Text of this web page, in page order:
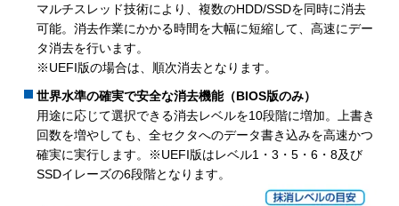
マルチスレッド技術により、複数のHDD/SSDを同時に消去
可能。消去作業にかかる時間を大幅に短縮して、高速にデー
タ消去を行います。
※UEFI版の場合は、順次消去となります。
世界水準の確実で安全な消去機能（BIOS版のみ）
用途に応じて選択できる消去レベルを10段階に増加。上書き
回数を増やしても、全セクタへのデータ書き込みを高速かつ
確実に実行します。※UEFI版はレベル1・3・5・6・8及び
SSDイレーズの6段階となります。